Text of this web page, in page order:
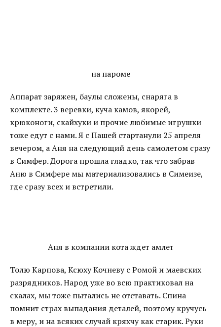
на пароме
Аппарат заряжен, баулы сложены, снаряга в
комплекте. 3 веревки, куча камов, якорей,
крюконоги, скайхуки и прочие любимые игрушки
тоже едут с нами. Я с Пашей стартанули 25 апреля
вечером, а Аня на следующий день самолетом сразу
в Симфер. Дорога прошла гладко, так что забрав
Аню в Симфере мы материализовались в Симеизе,
где сразу всех и встретили.
Аня в компании кота ждет амлет
Толю Карпова, Ксюху Кочневу с Ромой и маевских
разрядников. Народ уже во всю практиковал на
скалах, мы тоже пытались не отставать. Спина
помнит страх выпадания деталей, поэтому кручусь
в меру, и на всяких случай кряхчу как старик. Руки